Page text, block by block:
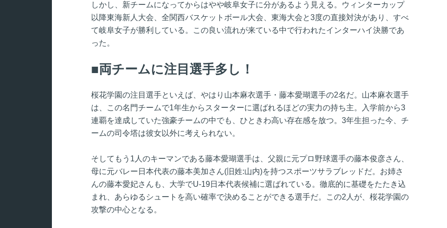
しかし、新チームになってからはやや岐阜女子に分があるよう見える。ウィンターカップ
以降東海新人大会、全関西バスケットボール大会、東海大会と3度の直接対決があり、すべ
て岐阜女子が勝利している。この良い流れが来ている中で行われたインターハイ決勝であ
った。
両チームに注目選手多し！
桜花学園の注目選手といえば、やはり山本麻衣選手・藤本愛瑚選手の2名だ。山本麻衣選手
は、この名門チームで1年生からスターターに選ばれるほどの実力の持ち主。入学前から3
連覇を達成していた強豪チームの中でも、ひときわ高い存在感を放つ。3年生担った今、チ
ームの司令塔は彼女以外に考えられない。
そしてもう1人のキーマンである藤本愛瑚選手は、父親に元プロ野球選手の藤本俊彦さん、
母に元バレー日本代表の藤本美加さん(旧姓:山内)を持つスポーツサラブレッドだ。お姉さ
んの藤本愛妃さんも、大学でU-19日本代表候補に選ばれている。徹底的に基礎をたたき込
まれ、あらゆるシュートを高い確率で決めることができる選手だ。この2人が、桜花学園の
攻撃の中心となる。